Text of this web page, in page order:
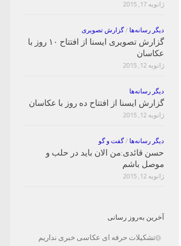
ژانویه 17, 2015
دیگر رسانه‌ها /گزارش تصویری
گزارش تصویری ایسنا از افتتاح ۱۰ روز با
عکاسان
ژانویه 12, 2015
دیگر رسانه‌ها
گزارش ایسنا از افتتاح ده روز با عکاسان
ژانویه 12, 2015
دیگر رسانه‌ها /گفت و گو
حسن قائدی:من الان باید در حلب و
موصل باشم
ژانویه 12, 2015
آخرین به‌روز رسانی
تشکیلات حرفه ای عکاسی خبری نداریم